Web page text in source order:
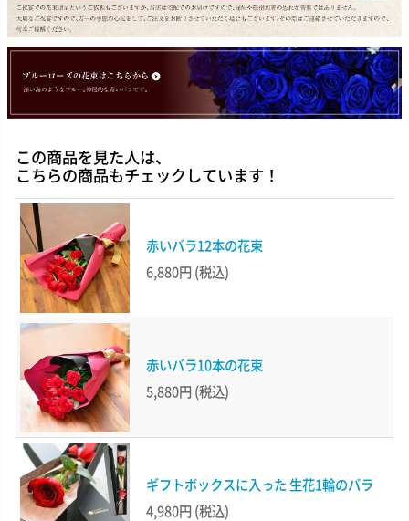
この商品を見た人は、
こちらの商品もチェックしています！
赤いバラ12本の花束
6,880円 (税込)
赤いバラ10本の花束
5,880円 (税込)
ギフトボックスに入った 生花1輪のバラ
4,980円 (税込)